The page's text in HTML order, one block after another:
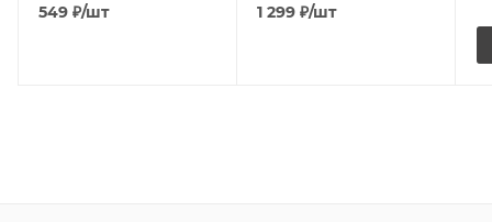
549 ₽/шт 1 299 ₽/шт